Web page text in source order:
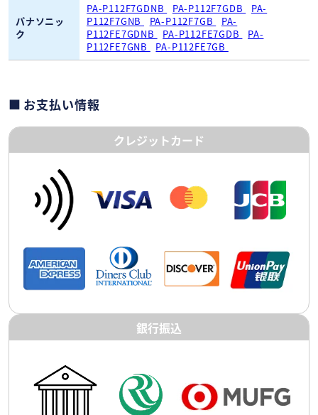
パナソニッ
ク
PA-P112F7GDNB PA-P112F7GDB
PA-
P112F7GNB
PA-P112F7GB
PA-
P112FE7GDNB
PA-P112FE7GDB
PA-
P112FE7GNB
PA-P112FE7GB
お支払い情報
クレジットカード
銀行振込